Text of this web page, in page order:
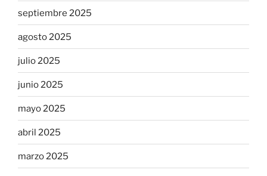
septiembre 2025
agosto 2025
julio 2025
junio 2025
mayo 2025
abril 2025
marzo 2025